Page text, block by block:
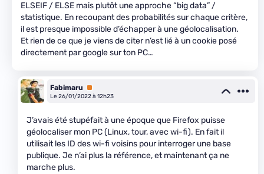
ELSEIF / ELSE mais plutôt une approche “big data” /
statistique. En recoupant des probabilités sur chaque critère,
il est presque impossible d’échapper à une géolocalisation.
Et rien de ce que je viens de citer n’est lié à un cookie posé
directement par google sur ton PC…
Fabimaru
Premium
Le 26/01/2022 à 12h23
J’avais été stupéfait à une époque que Firefox puisse
géolocaliser mon PC (Linux, tour, avec wi-fi). En fait il
utilisait les ID des wi-fi voisins pour interroger une base
publique. Je n’ai plus la référence, et maintenant ça ne
marche plus.